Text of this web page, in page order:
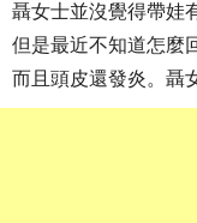
聶女士並沒覺得帶娃
但是最近不知道怎麼
而且頭皮還發炎。聶